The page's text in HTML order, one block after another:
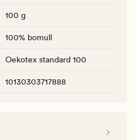
100 g
100% bomull
Oekotex standard 100
10130303717888